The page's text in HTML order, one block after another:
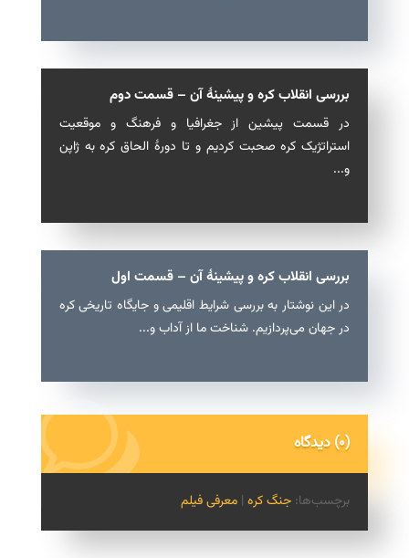
بررسی انقلاب کره و پیشینهٔ آن – قسمت دوم
در قسمت پیشین از جغرافیا و فرهنگ و موقعیت
استراتژیک کره صحبت کردیم و تا دورهٔ الحاق کره به ژاپن
و...
بررسی انقلاب کره و پیشینهٔ آن – قسمت اول
در این نوشتار به بررسی شرایط اقلیمی و جایگاه تاریخی کره
در جهان می‌پردازیم. شناخت ما از آداب و...
(0) دیدگاه
برچسب‌ها: جنگ کره| معرفی فیلم